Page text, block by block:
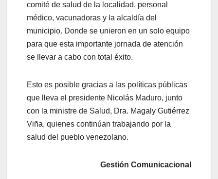
comité de salud de la localidad, personal
médico, vacunadoras y la alcaldía del
municipio. Donde se unieron en un solo equipo
para que esta importante jornada de atención
se llevar a cabo con total éxito.
Esto es posible gracias a las políticas públicas
que lleva el presidente Nicolás Maduro, junto
con la ministre de Salud, Dra. Magaly Gutiérrez
Viña, quienes continúan trabajando por la
salud del pueblo venezolano.
Gestión Comunicacional